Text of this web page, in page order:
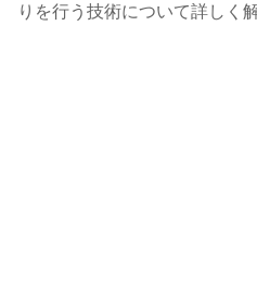
りを行う技術について詳しく